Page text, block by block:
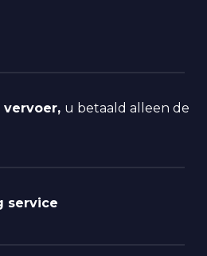
vervoer, u betaald alleen de
service